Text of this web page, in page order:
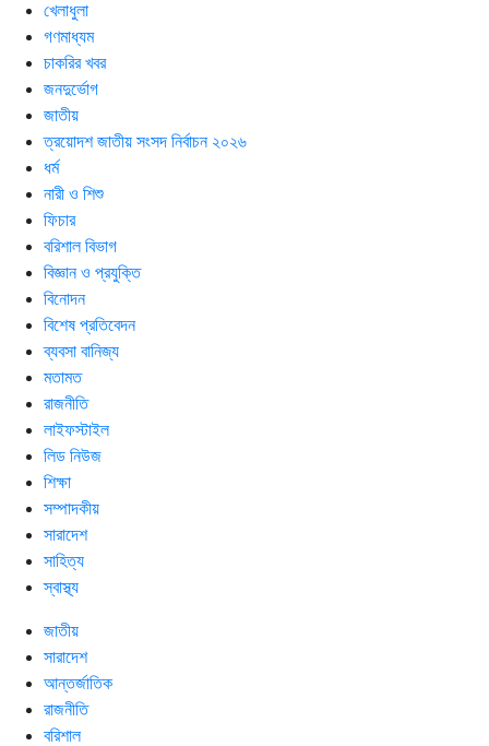
খেলাধুলা
গণমাধ্যম
চাকরির খবর
জনদুর্ভোগ
জাতীয়
ত্রয়োদশ জাতীয় সংসদ নির্বাচন ২০২৬
ধর্ম
নারী ও শিশু
ফিচার
বরিশাল বিভাগ
বিজ্ঞান ও প্রযুক্তি
বিনোদন
বিশেষ প্রতিবেদন
ব্যবসা বানিজ্য
মতামত
রাজনীতি
লাইফস্টাইল
লিড নিউজ
শিক্ষা
সম্পাদকীয়
সারাদেশ
সাহিত্য
স্বাস্থ্য
জাতীয়
সারাদেশ
আন্তর্জাতিক
রাজনীতি
বরিশাল